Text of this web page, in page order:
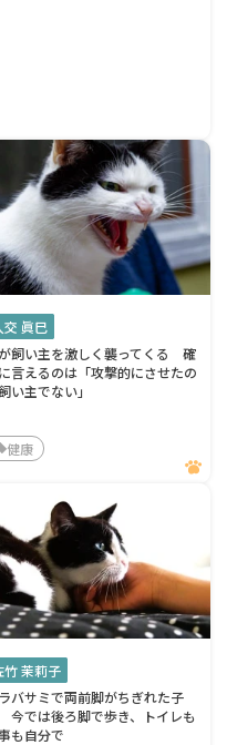
交 眞巳
飼い主を激しく襲ってくる 確
言えるのは「攻撃的にさせたの
い主でない」
健康
竹 茉莉子
バサミで両前脚がちぎれた子
では後ろ脚で歩き、トイレも
も自分で